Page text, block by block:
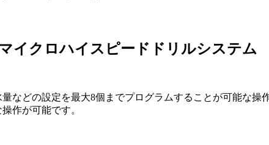
イクロハイスピードドリルシステム
などの設定を最大8個までプログラムすることが可能な操
作が可能です。